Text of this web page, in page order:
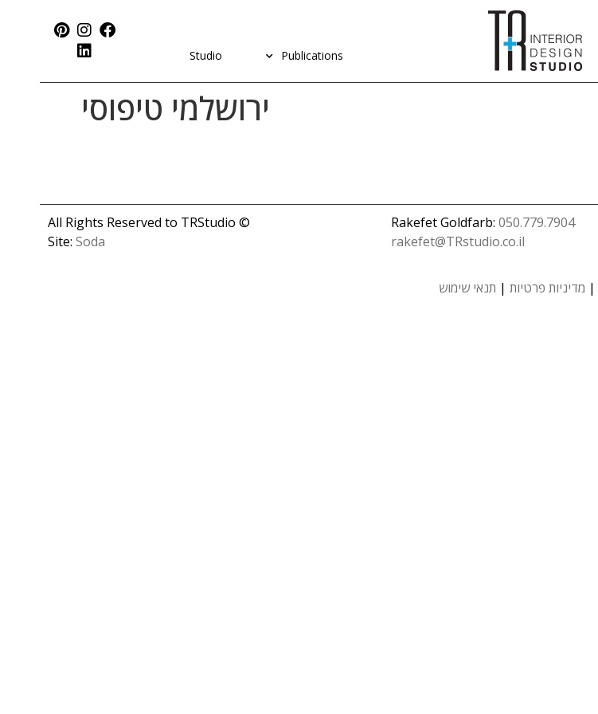
Publications
Studio
ירושלמי טיפוסי
Rakefet Goldfarb:050.779.7904
rakefet@TRstudio.co.il
© All Rights Reserved to TRStudio
Site:Soda
| מדיניות פרטיות | תנאי שימוש